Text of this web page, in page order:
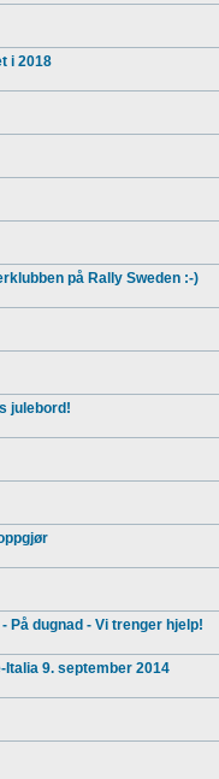
i 2018
på Rally Sweden :-)
julebord!
På dugnad - Vi trenger hjelp!
9. september 2014